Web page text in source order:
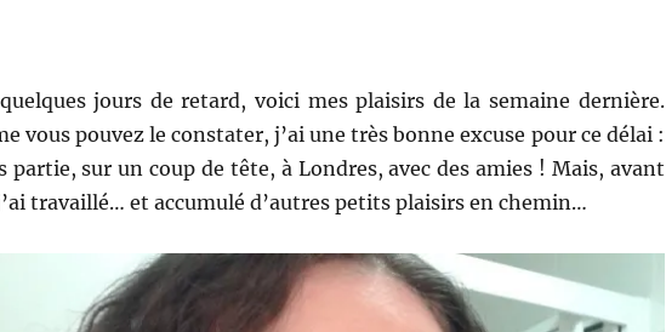
jours de retard, voici mes plaisirs de la semaine dernière.
vous pouvez le constater, j’ai une très bonne excuse pour ce délai :
partie, sur un coup de tête, à Londres, avec des amies ! Mais, avant
travaillé… et accumulé d’autres petits plaisirs en chemin…